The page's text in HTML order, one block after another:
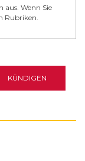
aus. Wenn Sie
Rubriken.